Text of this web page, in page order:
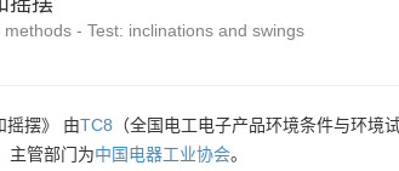
- Test: inclinations and swings
摇摆》 由TC8 （全国电工电子产品环境条件与环境
主管部门为中国电器工业协会。